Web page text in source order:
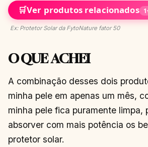
🛒Ver produtos relacionados 1
Ex: Protetor Solar da FytoNature fator 50
O QUE ACHEI
A combinação desses dois
minha pele em apenas um mês,
minha pele fica puramente limpa,
absorver com mais potência os
protetor solar.